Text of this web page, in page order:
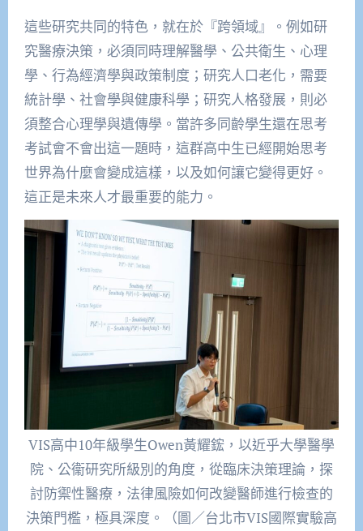
這些研究共同的特色，就在於『跨領域』。例如研
究醫療決策，必須同時理解醫學、公共衛生、心理
學、行為經濟學與政策制度；研究人口老化，需要
統計學、社會學與健康科學；研究人格發展，則必
須整合心理學與遺傳學。當許多同齡學生還在思考
考試會不會出這一題時，這群高中生已經開始思考
世界為什麼會變成這樣，以及如何讓它變得更好。
這正是未來人才最重要的能力。
VIS高中10年級學生Owen黃耀鋐，以近乎大學醫學
院、公衞研究所級別的角度，從臨床決策理論，探
討防禦性醫療，法律風險如何改變醫師進行檢查的
決策門檻，極具深度。（圖／台北市VIS國際實驗高